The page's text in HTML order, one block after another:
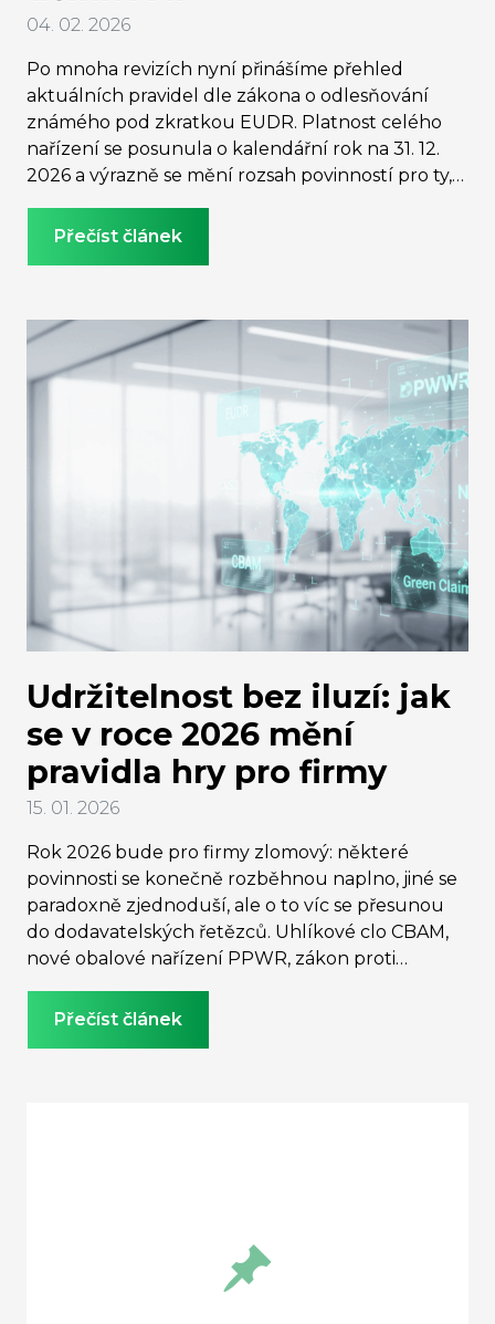
04. 02. 2026
Po mnoha revizích nyní přinášíme přehled
aktuálních pravidel dle zákona o odlesňování
známého pod zkratkou EUDR. Platnost celého
nařízení se posunula o kalendářní rok na 31. 12.
2026 a výrazně se mění rozsah povinností pro ty,
trhu EU. Cíl EUDR nicméně zůstává stejný:
malých podniků, rozhodující je jejich role v
dodavatelském řetězci. Pro subjekty, které
uvádějí komodity spadající pod EUDR či výrobky z
nich na evropský trh, se povinnosti nezmění.
Pokud se zákon o odlesňování dotýká i vašeho
podnikání, přečtete si, co vás nyní čeká.
Přečíst článek
Udržitelnost bez iluzí: jak
se v roce 2026 mění
pravidla hry pro firmy
15. 01. 2026
Rok 2026 bude pro firmy zlomový: některé
povinnosti se konečně rozběhnou naplno, jiné se
paradoxně zjednoduší, ale o to víc se přesunou
do dodavatelských řetězců. Uhlíkové clo CBAM,
nové obalové nařízení PPWR, zákon proti
zásadní přehodnocení nefinančního reportingu
udržitelnosti. O svoje zkušenosti se podělila
partnerka Deloitte Legal Jaroslava Kračúnová a
Přečíst článek